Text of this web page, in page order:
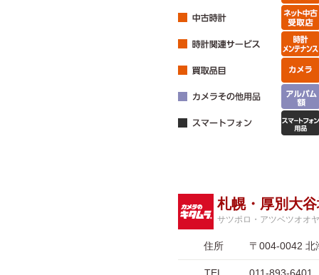
札幌・厚別大
サツポロ・アツベツオオ
住所 〒004-0042 北